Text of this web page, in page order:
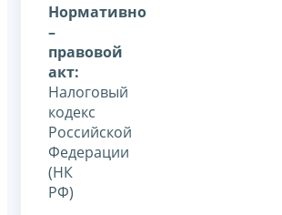
Нормативно
–
правовой
акт:
Налоговый
кодекс
Российской
Федерации
(НК
РФ)